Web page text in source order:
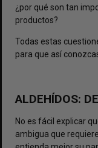
¿por qué son tan
productos?
Todas estas
para que así
ALDEHÍDOS:
No es fácil explicar
ambigua que